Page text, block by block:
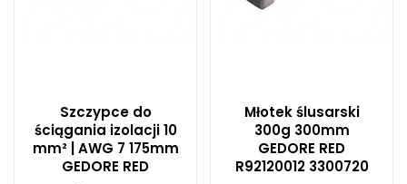
Szczypce do
ściągania izolacji 10
mm² | AWG 7 175mm
GEDORE RED
Młotek ślusarski
300g 300mm
GEDORE RED
R92120012 3300720